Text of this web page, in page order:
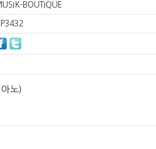
BOUTIQUE
노)